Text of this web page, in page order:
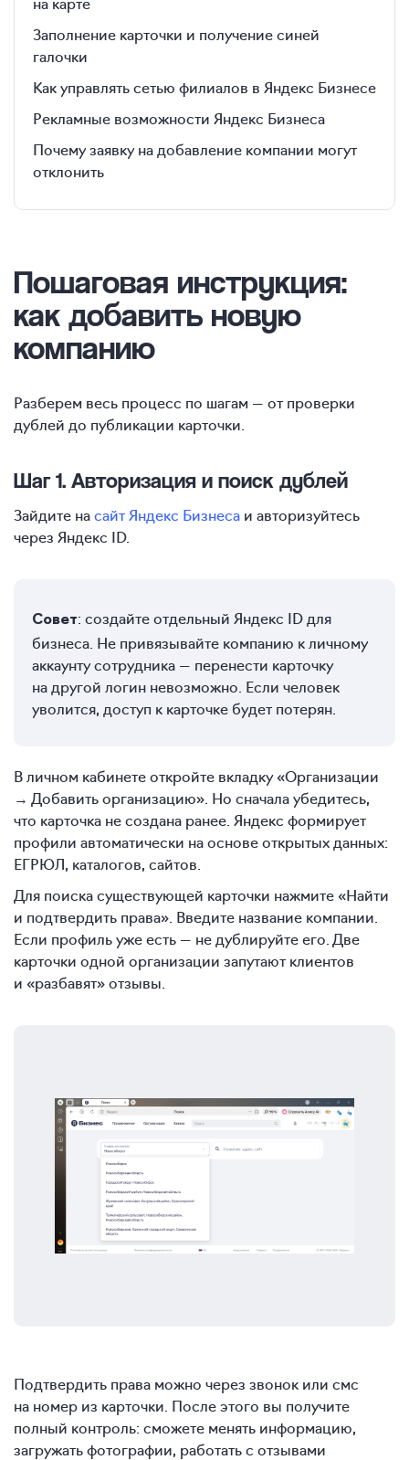
Заполнение карточки и получение синей
галочки
Как управлять сетью филиалов в Яндекс Бизнесе
Рекламные возможности Яндекс Бизнеса
Почему заявку на добавление компании могут
отклонить
Пошаговая инструкция:
как добавить новую
компанию
Разберем весь процесс по шагам — от проверки
дублей до публикации карточки.
Шаг 1. Авторизация и поиск дублей
Зайдите насайт Яндекс Бизнеса и авторизуйтесь
через Яндекс ID.
Совет: создайте отдельный Яндекс ID для
бизнеса. Не привязывайте компанию к личному
аккаунту сотрудника — перенести карточку
на другой логин невозможно. Если человек
уволится, доступ к карточке будет потерян.
В личном кабинете откройте вкладку «Организации
→ Добавить организацию». Но сначала убедитесь,
что карточка не создана ранее. Яндекс формирует
профили автоматически на основе открытых данных:
ЕГРЮЛ, каталогов, сайтов.
Для поиска существующей карточки нажмите «Найти
и подтвердить права». Введите название компании.
Если профиль уже есть — не дублируйте его. Две
карточки одной организации запутают клиентов
и «разбавят» отзывы.
Подтвердить права можно через звонок или смс
на номер из карточки. После этого вы получите
полный контроль: сможете менять информацию,
загружать фотографии, работать с отзывами